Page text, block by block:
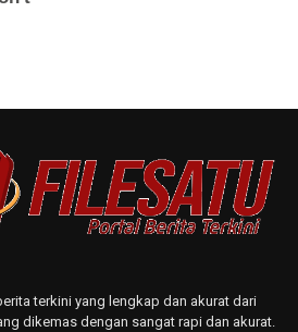
terkini yang lengkap dan akurat dari
dikemas dengan sangat rapi dan akurat.